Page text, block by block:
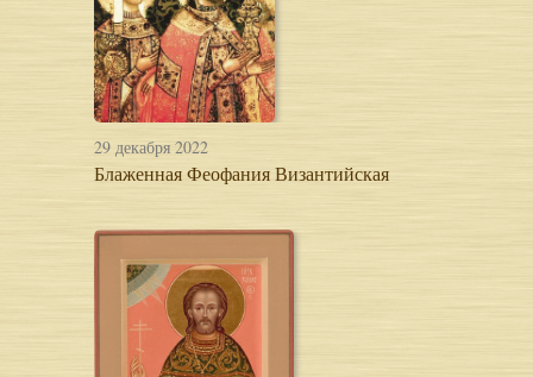
29 декабря 2022
Блаженная Феофания Византийская